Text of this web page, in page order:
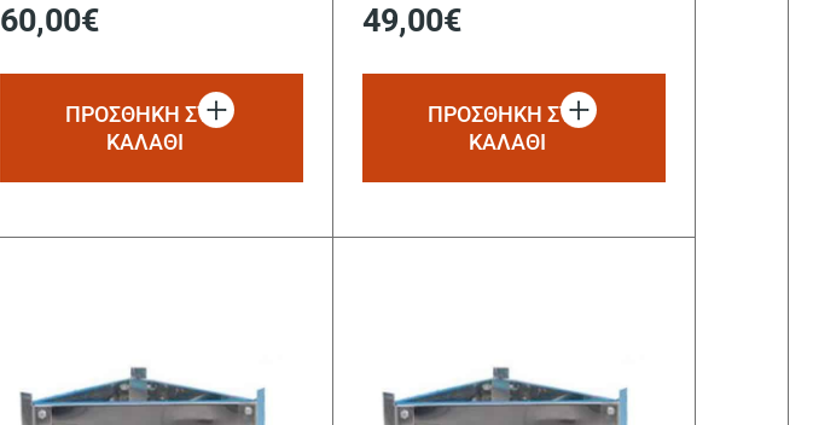
60,00€
ΠΡΟΣΘΗΚΗ ΣΤΟ
ΚΑΛΑΘΙ
49,00€
ΠΡΟΣΘΗΚΗ ΣΤΟ
ΚΑΛΑΘΙ